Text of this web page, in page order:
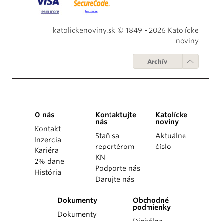
katolickenoviny.sk © 1849 - 2026 Katolícke
noviny
Archív
O nás
Kontakt
Inzercia
Kariéra
2% dane
História
Kontaktujte
nás
Staň sa
reportérom
KN
Podporte nás
Darujte nás
Katolícke
noviny
Aktuálne
číslo
Dokumenty
Dokumenty
Obchodné
podmienky